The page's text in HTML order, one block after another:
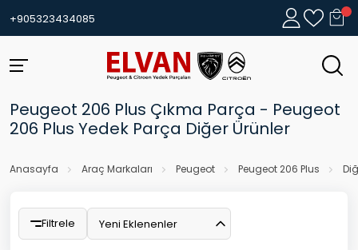
+905323434085
Peugeot 206 Plus Çıkma Parça - Peugeot
206 Plus Yedek Parça Diğer Ürünler
Anasayfa Araç Markaları Peugeot Peugeot 206 Plus
Filtrele Yeni Eklenenler